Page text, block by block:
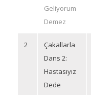
Geliyorum
Demez
2
Çakallarla
Dans 2:
Hastasıyız
Dede